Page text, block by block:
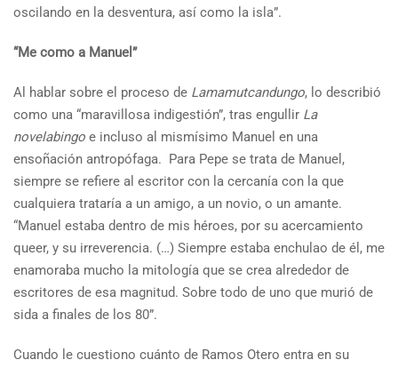
oscilando en la desventura, así como la isla”.
“Me como a Manuel”
Al hablar sobre el proceso de Lamamutcandungo, lo describió
como una “maravillosa indigestión”, tras engullir La
novelabingo e incluso al mismísimo Manuel en una
ensoñación antropófaga. Para Pepe se trata de Manuel,
siempre se refiere al escritor con la cercanía con la que
cualquiera trataría a un amigo, a un novio, o un amante.
“Manuel estaba dentro de mis héroes, por su acercamiento
queer, y su irreverencia. (…) Siempre estaba enchulao de él, me
enamoraba mucho la mitología que se crea alrededor de
escritores de esa magnitud. Sobre todo de uno que murió de
sida a finales de los 80”.
Cuando le cuestiono cuánto de Ramos Otero entra en su